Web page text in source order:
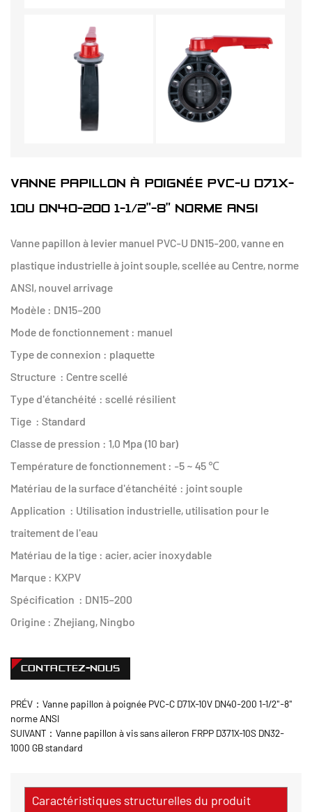
VANNE PAPILLON À POIGNÉE PVC-U D71X-
10U DN40-200 1-1/2"-8" NORME ANSI
Vanne papillon à levier manuel PVC-U DN15-200, vanne en
plastique industrielle à joint souple, scellée au Centre, norme
ANSI, nouvel arrivage
Modèle : DN15–200
Mode de fonctionnement : manuel
Type de connexion : plaquette
Structure : Centre scellé
Type d'étanchéité : scellé résilient
Tige : Standard
Classe de pression : 1,0 Mpa (10 bar)
Température de fonctionnement : -5 ~ 45 ℃
Matériau de la surface d'étanchéité : joint souple
Application : Utilisation industrielle, utilisation pour le
traitement de l'eau
Matériau de la tige : acier, acier inoxydable
Marque : KXPV
Spécification : DN15–200
Origine : Zhejiang, Ningbo
CONTACTEZ-NOUS
PRÉV：Vanne papillon à poignée PVC-C D71X-10V DN40-200 1-1/2"-8"
norme ANSI
SUIVANT：Vanne papillon à vis sans aileron FRPP D371X-10S DN32-
1000 GB standard
Caractéristiques structurelles du produit